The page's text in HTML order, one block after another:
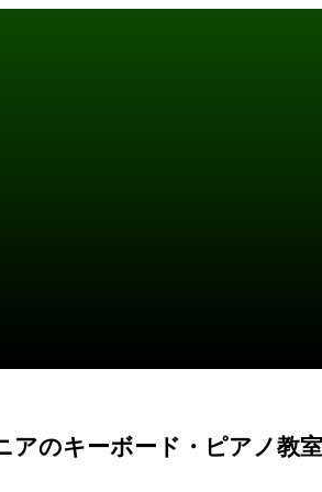
アのキーボード・ピアノ教